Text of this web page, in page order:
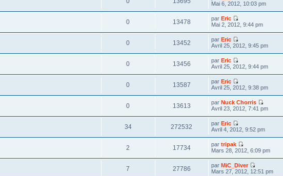
Mai 6, 2012, 10:03 pm
0 13478 parEric
Mai 2, 2012, 9:44 pm
0 13452 parEric
Avril 25, 2012, 9:45 pm
0 13456 parEric
Avril 25, 2012, 9:44 pm
0 13587 parEric
Avril 25, 2012, 9:38 pm
0 13613 parNuck Chorris
Avril 23, 2012, 7:41 pm
34 272532 parEric
Avril 4, 2012, 9:52 pm
2 17734 partripak
Mars 28, 2012, 6:09 pm
7 27786 parMiC_Diver
Mars 27, 2012, 12:51 pm